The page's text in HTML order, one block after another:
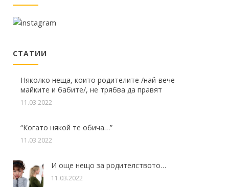
СТАТИИ
Няколко неща, които родителите /най-вече
майките и бабите/, не трябва да правят
11.03.2022
“Когато някой те обича…”
11.03.2022
И още нещо за родителството…
11.03.2022